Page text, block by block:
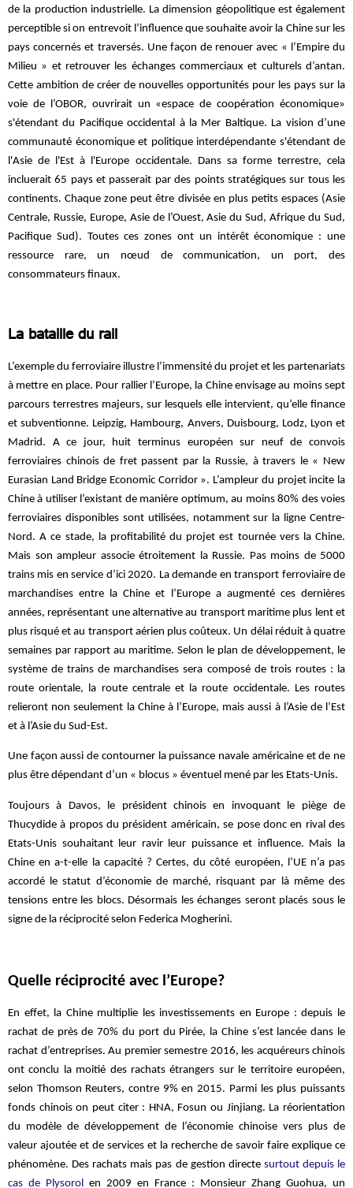
de la production industrielle. La dimension géopolitique est également
perceptible si on entrevoit l’influence que souhaite avoir la Chine sur les
pays concernés et traversés. Une façon de renouer avec « l’Empire du
Milieu » et retrouver les échanges commerciaux et culturels d’antan.
Cette ambition de créer de nouvelles opportunités pour les pays sur la
voie de l’OBOR, ouvrirait un «espace de coopération économique»
s'étendant du Pacifique occidental à la Mer Baltique. La vision d’une
communauté économique et politique interdépendante s'étendant de
l'Asie de l'Est à l'Europe occidentale. Dans sa forme terrestre, cela
incluerait 65 pays et passerait par des points stratégiques sur tous les
continents. Chaque zone peut être divisée en plus petits espaces (Asie
Centrale, Russie, Europe, Asie de l’Ouest, Asie du Sud, Afrique du Sud,
Pacifique Sud). Toutes ces zones ont un intérêt économique : une
ressource rare, un nœud de communication, un port, des
consommateurs finaux.
La bataille du rail
L’exemple du ferroviaire illustre l’immensité du projet et les partenariats
à mettre en place. Pour rallier l’Europe, la Chine envisage au moins sept
parcours terrestres majeurs, sur lesquels elle intervient, qu’elle finance
et subventionne. Leipzig, Hambourg, Anvers, Duisbourg, Lodz, Lyon et
Madrid. A ce jour, huit terminus européen sur neuf de convois
ferroviaires chinois de fret passent par la Russie, à travers le « New
Eurasian Land Bridge Economic Corridor ». L’ampleur du projet incite la
Chine à utiliser l’existant de manière optimum, au moins 80% des voies
ferroviaires disponibles sont utilisées, notamment sur la ligne Centre-
Nord. A ce stade, la profitabilité du projet est tournée vers la Chine.
Mais son ampleur associe étroitement la Russie. Pas moins de 5000
trains mis en service d’ici 2020. La demande en transport ferroviaire de
marchandises entre la Chine et l’Europe a augmenté ces dernières
années, représentant une alternative au transport maritime plus lent et
plus risqué et au transport aérien plus coûteux. Un délai réduit à quatre
semaines par rapport au maritime. Selon le plan de développement, le
système de trains de marchandises sera composé de trois routes : la
route orientale, la route centrale et la route occidentale. Les routes
relieront non seulement la Chine à l’Europe, mais aussi à l’Asie de l’Est
et à l’Asie du Sud-Est.
Une façon aussi de contourner la puissance navale américaine et de ne
plus être dépendant d’un « blocus » éventuel mené par les Etats-Unis.
Toujours à Davos, le président chinois en invoquant le piège de
Thucydide à propos du président américain, se pose donc en rival des
Etats-Unis souhaitant leur ravir leur puissance et influence. Mais la
Chine en a-t-elle la capacité ? Certes, du côté européen, l’UE n’a pas
accordé le statut d’économie de marché, risquant par là même des
tensions entre les blocs. Désormais les échanges seront placés sous le
signe de la réciprocité selon Federica Mogherini.
Quelle réciprocité avec l’Europe?
En effet, la Chine multiplie les investissements en Europe : depuis le
rachat de près de 70% du port du Pirée, la Chine s’est lancée dans le
rachat d’entreprises. Au premier semestre 2016, les acquéreurs chinois
ont conclu la moitié des rachats étrangers sur le territoire européen,
selon Thomson Reuters, contre 9% en 2015. Parmi les plus puissants
fonds chinois on peut citer : HNA, Fosun ou Jinjiang. La réorientation
du modèle de développement de l’économie chinoise vers plus de
valeur ajoutée et de services et la recherche de savoir faire explique ce
phénomène. Des rachats mais pas de gestion directesurtout depuis le
cas de Plysorol en 2009 en France : Monsieur Zhang Guohua, un